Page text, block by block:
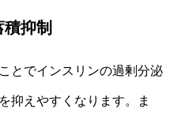
抑制
とでインスリンの過剰分泌
抑えやすくなります。ま